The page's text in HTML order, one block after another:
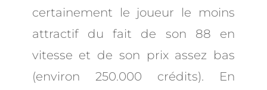
certainement le joueur le moins
attractif du fait de son 88 en
vitesse et de son prix assez bas
(environ 250.000 crédits). En